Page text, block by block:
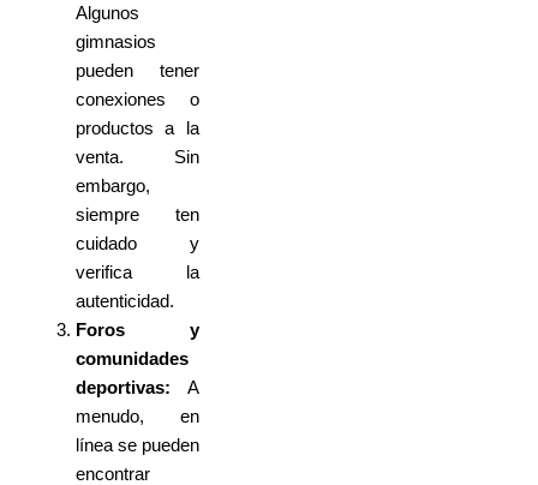
Algunos
gimnasios
pueden tener
conexiones o
productos a la
venta. Sin
embargo,
siempre ten
cuidado y
verifica la
autenticidad.
Foros y
comunidades
deportivas: A
menudo, en
línea se pueden
encontrar